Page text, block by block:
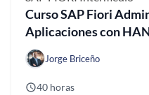
Curso SAP Fiori
Aplicaciones con
Jorge Briceño
40 horas